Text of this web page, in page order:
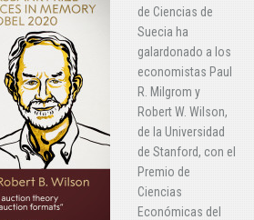
de Ciencias de
Suecia ha
galardonado a los
economistas Paul
R. Milgrom y
Robert W. Wilson,
de la Universidad
de Stanford, con el
Premio de
Ciencias
Económicas del